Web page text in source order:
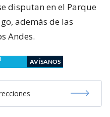
disputan en el Parque
además de las
Andes.
AVÍSANOS